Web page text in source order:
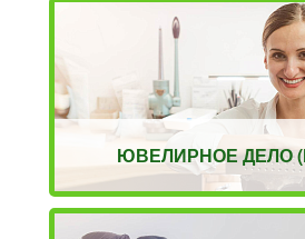
ЮВЕЛИРНОЕ ДЕЛО